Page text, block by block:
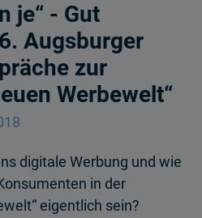
je“ - Gut
Augsburger
zur
Werbewelt“
digitale Werbung und wie
in der
eigentlich sein?